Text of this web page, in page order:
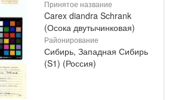
Принятое название
Carex diandra Schrank
(Осока двутычинковая)
Районирование
Сибирь, Западная Сибирь
(S1) (Россия)